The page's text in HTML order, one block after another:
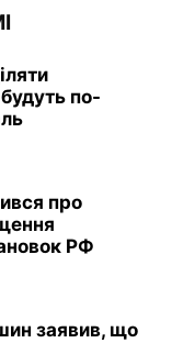
по-
про
РФ
заявив, що